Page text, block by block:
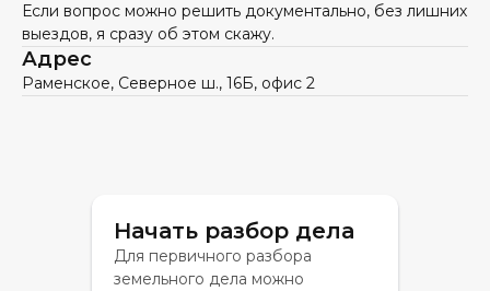
Если вопрос можно решить документально, без лишних
выездов, я сразу об этом скажу.
Адрес
Раменское, Северное ш., 16Б, офис 2
Начать разбор дела
Для первичного разбора
земельного дела можно